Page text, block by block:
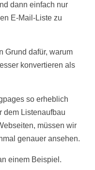
dann einfach nur
E-Mail-Liste zu
Grund dafür, warum
konvertieren als
so erheblich
dem Listenaufbau
müssen wir
genauer ansehen.
einem Beispiel.